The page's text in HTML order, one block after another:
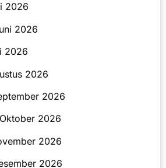
2026
2026
2026
2026
2026
2026
2026
2026